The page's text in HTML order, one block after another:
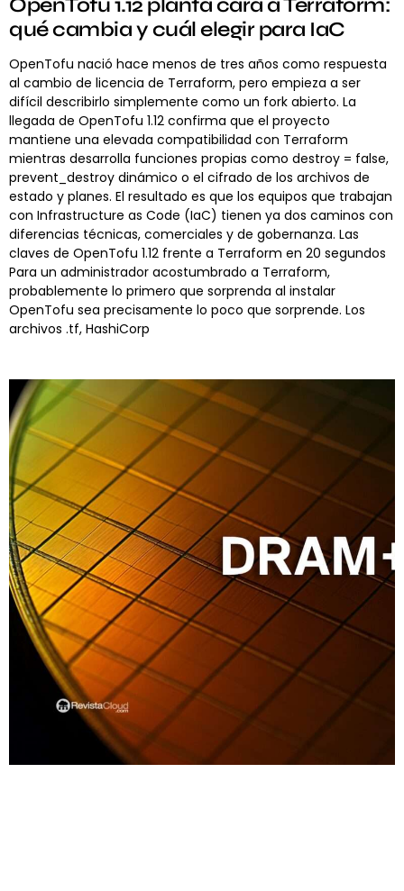
OpenTofu 1.12 planta cara a Terraform:
qué cambia y cuál elegir para IaC
OpenTofu nació hace menos de tres años como respuesta
al cambio de licencia de Terraform, pero empieza a ser
difícil describirlo simplemente como un fork abierto. La
llegada de OpenTofu 1.12 confirma que el proyecto
mantiene una elevada compatibilidad con Terraform
mientras desarrolla funciones propias como destroy = false,
prevent_destroy dinámico o el cifrado de los archivos de
estado y planes. El resultado es que los equipos que trabajan
con Infrastructure as Code (IaC) tienen ya dos caminos con
diferencias técnicas, comerciales y de gobernanza. Las
claves de OpenTofu 1.12 frente a Terraform en 20 segundos
Para un administrador acostumbrado a Terraform,
probablemente lo primero que sorprenda al instalar
OpenTofu sea precisamente lo poco que sorprende. Los
archivos .tf, HashiCorp